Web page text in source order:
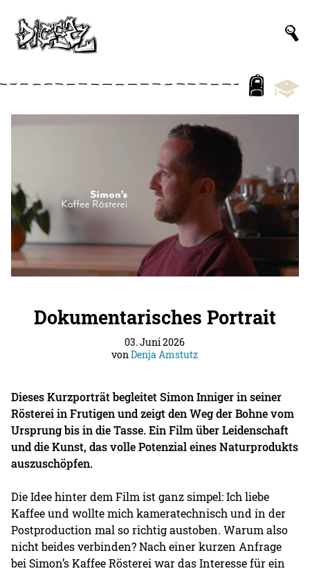
Dokumentarisches Portrait
03. Juni 2026
vonDenja Amstutz
Dieses Kurzporträt begleitet Simon Inniger in seiner
Rösterei in Frutigen und zeigt den Weg der Bohne vom
Ursprung bis in die Tasse. Ein Film über Leidenschaft
und die Kunst, das volle Potenzial eines Naturprodukts
auszuschöpfen.
Die Idee hinter dem Film ist ganz simpel: Ich liebe
Kaffee und wollte mich kameratechnisch und in der
Postproduction mal so richtig austoben. Warum also
nicht beides verbinden? Nach einer kurzen Anfrage
bei Simon’s Kaffee Rösterei war das Interesse für ein